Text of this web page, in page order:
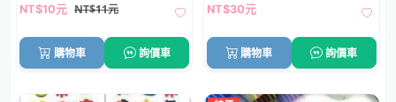
NT$10元 NT$11元
購物車 詢價車
NT$30元
購物車 詢價車